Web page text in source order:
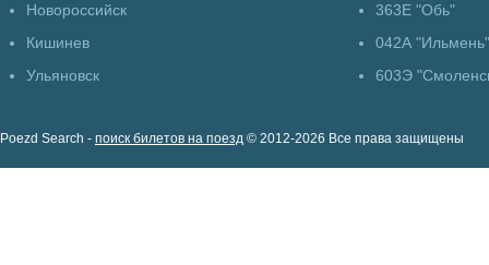
Новороссийск
Кишинев
Ульяновск
363Е "Обь"
042А "Ильмень"
603Э
Poezd Search - поиск билетов на поезд © 2012-2026 Все права защищены